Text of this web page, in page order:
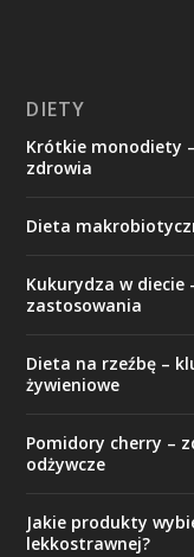
DIETY
Krótkie monodiety
zdrowia
Dieta
Kukurydza w diecie
zastosowania
Dieta na rzeźbę –
żywieniowe
Pomidory cherry –
odżywcze
Jakie produkty
lekkostrawnej?